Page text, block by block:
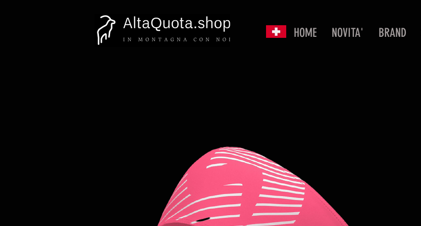
HOME NOVITA' BRAND